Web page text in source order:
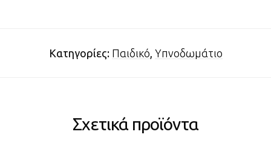
Κατηγορίες: Παιδικό, Υπνοδωμάτιο
Σχετικά προϊόντα